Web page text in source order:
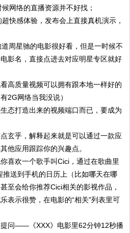
网络的直播资源并不好找；
快感体验，发布会上直接真机演示，
周星驰的电影很好看，但是一时候不
影名，直接点进去对应明星专区就好
高质量视频可以拥有跟本地一样好的
2G网络当我没说）
态打造出来的视频端口而已，要成为
玄乎，解释起来就是可以通过一款应
他应用跟踪你的兴趣点。
喜欢一个歌手叫Cici，通过在歌曲里
推送到手机的日历上（比如哪天在哪
至会给你推荐Cici相关的影视作品，
表示很赞，在电影的“相关"列表里可
问——《XXX》电影里62分钟12秒播